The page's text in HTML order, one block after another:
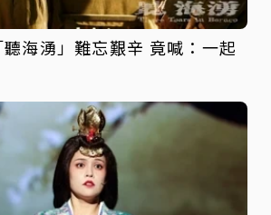
海湧」難忘艱辛 竟喊：一起